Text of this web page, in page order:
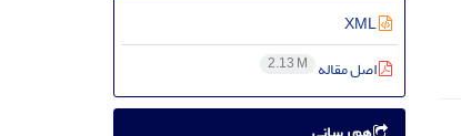
XML
اصل مقاله 2.13 M